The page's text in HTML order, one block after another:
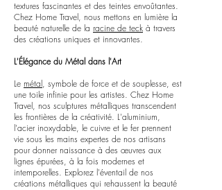
textures fascinantes et des teintes envoûtantes.
Chez Home Travel, nous mettons en lumière la
beauté naturelle de la racine de teck à travers
des créations uniques et innovantes.
L'Élégance du Métal dans l'Art
Le métal, symbole de force et de souplesse, est
une toile infinie pour les artistes. Chez Home
Travel, nos sculptures métalliques transcendent
les frontières de la créativité. L'aluminium,
l'acier inoxydable, le cuivre et le fer prennent
vie sous les mains expertes de nos artisans
pour donner naissance à des œuvres aux
lignes épurées, à la fois modernes et
intemporelles. Explorez l'éventail de nos
créations métalliques qui rehaussent la beauté